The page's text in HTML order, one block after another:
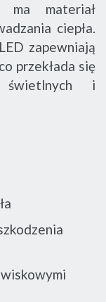
ma materiał
ciepła.
zapewniają
przekłada się
świetlnych i